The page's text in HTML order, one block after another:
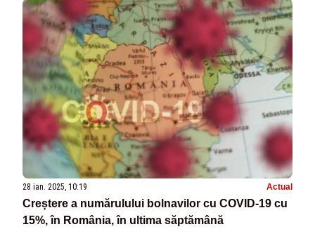
28 ian. 2025, 10:19 Actual
Creștere a numărulului bolnavilor cu COVID-19 cu
15%, în România, în ultima săptămână